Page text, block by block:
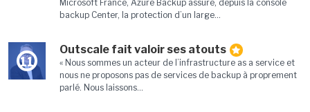
Microsoft France, Azure Backup assure, depuis la console
backup Center, la protection d’un large...
11
Outscale fait valoir ses atouts
« Nous sommes un acteur de l’infrastructure as a service et
nous ne proposons pas de services de backup à proprement
parlé. Nous laissons...